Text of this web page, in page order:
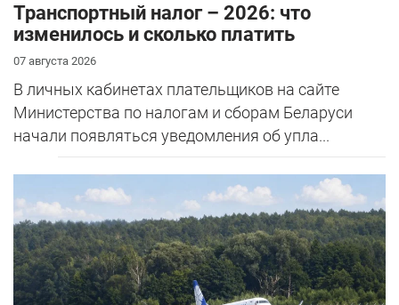
Транспортный налог – 2026: что
изменилось и сколько платить
07 августа 2026
В личных кабинетах плательщиков на сайте
Министерства по налогам и сборам Беларуси
начали появляться уведомления об упла...